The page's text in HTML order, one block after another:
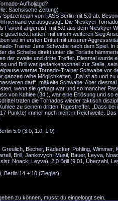
Aufholjagd?
Sächsische Zeitung)
von FASS Berlin mit 5:0 ab.
niemand vorausgesagt: Die Nieskyer
Favorit angereist, mit 5:0 aus dem Nieskyer
geschickt hatten, mit einem weiteren Sieg
sie im ersten Drittel mit unserer
Trainer Jens Schwabe nach dem Spiel.
die Scheibe direkt unter die Torlatte
der zweite und dritte Treffer. Diesmal
und Brill war gedankenschnell zur Stelle,
warnte Tornado-Trainer Schwabe vor
ganzen reihe Möglichkeiten. „Da ist ab und
darf“, mäkelte Schwabe. Aber
wenn sie gefragt war und so mancher
von Kuhlee (34.), war eine Erlösung und so
traten die Tornados wieder taktisch
zu seinem dritten Tagestreffer. „Dass
Punkte) immer noch nicht in Reichweite.
5:0 (3:0, 1:0, 1:0)
Greulich, Becher, Rädecker, Pohling, Wimmer,
Brill, Jankovych, Musil, Bauer, Leyva,
Noack, Leyva), 2:0 Brill (9:01, Überzahl,
Berlin 14 + 10 (Ziegler)
zu können, musst du eingeloggt sein.